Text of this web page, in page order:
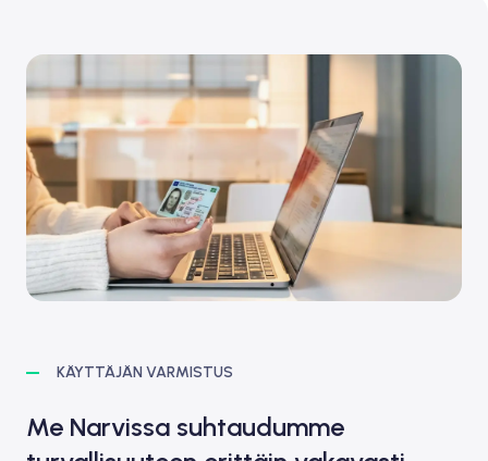
KÄYTTÄJÄN VARMISTUS
Me Narvissa suhtaudumme